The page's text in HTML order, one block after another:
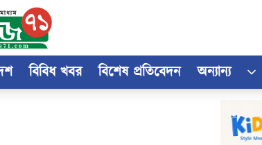
বিবিধ খবর বিশেষ প্রতিবেদন অন্যান্য